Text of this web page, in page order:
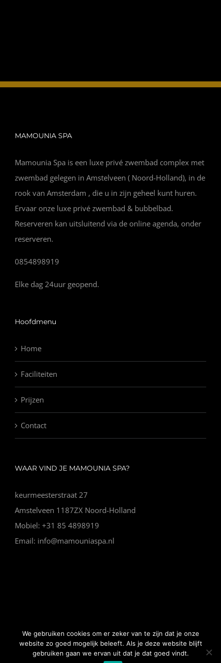
ANDERE VESTIGINGEN
MAMOUNIA SPA
Mamounia Spa is een luxe privé zwembad complex met
zwembad gelegen in Amstelveen ( Noord-Holland), in de
rook van Amsterdam , die u in zijn geheel kunt huren.
Ervaar onze luxe privé zwembad & bubbelbad.
Reserveren kan uitsluitend via de online agenda, onder
reserveren.
0854898919
Elke dag 24uur geopend.
Hoofdmenu
Home
Faciliteiten
Prijzen
Contact
WAAR VIND JE MAMOUNIA SPA?
keurmeesterstraat 27
Amstelveen 1187ZX Noord-Holland
Mobiel: +31 85 4898919
Email: info@mamouniaspa.nl
© Copyright Vip Spa | Algemene voorwaarden | Website
gemaakt door Nano Web
We gebruiken cookies om er zeker van te zijn dat je onze
website zo goed mogelijk beleeft. Als je deze website blijft
gebruiken gaan we ervan uit dat je dat goed vindt.